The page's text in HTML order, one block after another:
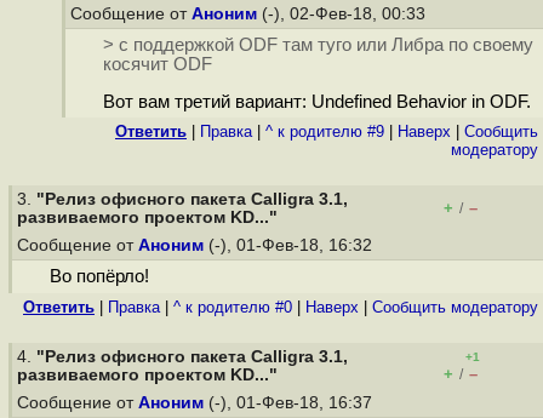
Сообщение от Аноним (-), 02-Фев-18, 00:33
> с поддержкой ODF там туго или Либра по своему
косячит ODF
Вот вам третий вариант: Undefined Behavior in ODF.
Ответить Правка| ^ к родителю #9 Наверх
Cообщить
модератору
3. "Релиз офисного пакета Calligra 3.1,
развиваемого проектом KD..."
+ / –
Сообщение от Аноним (-), 01-Фев-18, 16:32
Во попёрло!
Ответить Правка| ^ к родителю #0 Наверх Cообщить модератору
4. "Релиз офисного пакета Calligra 3.1,
развиваемого проектом KD..."
+1
+ / –
Сообщение от Аноним (-), 01-Фев-18, 16:37